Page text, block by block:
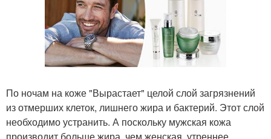
По ночам на коже "Вырастает" целой слой загрязнений
из отмерших клеток, лишнего жира и бактерий. Этот слой
необходимо устранить. А поскольку мужская кожа